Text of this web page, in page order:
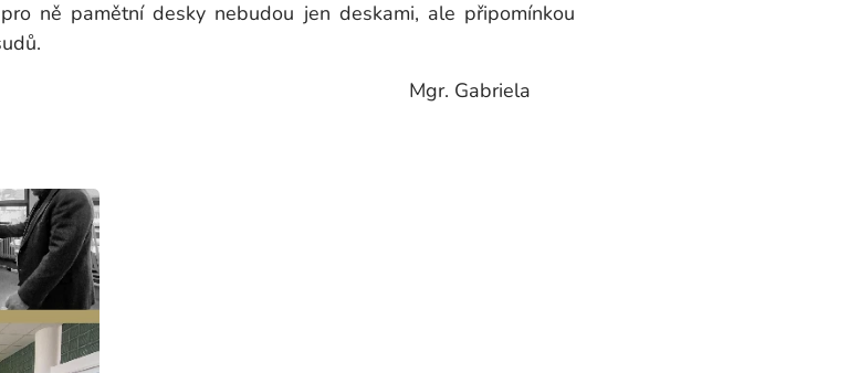
ně pamětní desky nebudou jen deskami, ale připomínkou